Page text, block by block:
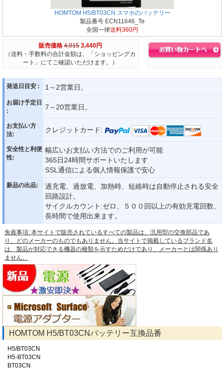
HOMTOM H5/BT03CN スマホのバッテリー
製品番号 ECN11646_Te
全国一律送料360円
販売価格 4,915 3,440円
（送料・手数料の合計金額は、「ショッピングカ
ート」にてご確認いただけます。）
発送日目安 : 1～2営業日。
お届け予定日
:
7～20営業日。
お支払い方
法:
クレジットカード:
安全性と利便
性:
幅広いお支払い方法でのご利用が可能
365日24時間サポートいたします
SSL通信による個人情報保護で安心
新品の出品:
過充電、過放電、加熱時、短絡時は自動停止される安全
回路設計。
サイクルカウント:ゼロ、５００回以上の有効充電回数、
長時間で使用出来ます。
免責事項: 本サイトで販売されているすべての製品は、汎用型の交換部品であ
り、どのメーカーのものでもありません。当サイトで掲載しているブランド名
は、製品が対応できる機器の種類を示すためだけであり、メーカーとは関係あり
ません。
HOMTOM H5/BT03CNバッテリー互換品番
H5/BT03CN
H5-BT03CN
BT03CN